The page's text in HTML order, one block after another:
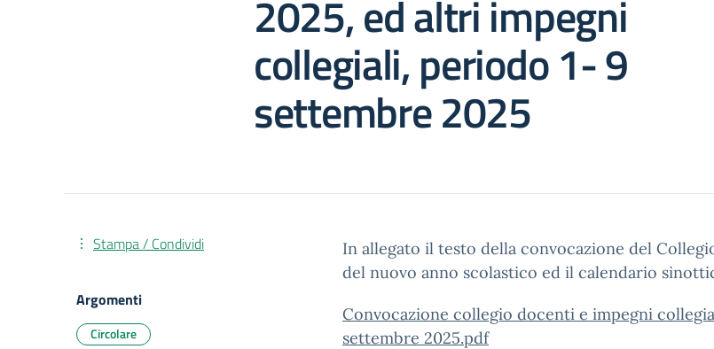
2025, ed altri impegni
collegiali, periodo 1- 9
settembre 2025
In allegato il testo della convocazione del
del nuovo anno scolastico ed il calendario
Convocazione collegio docenti e impegni
settembre 2025.pdf
Stampa / Condividi
Argomenti
Circolare